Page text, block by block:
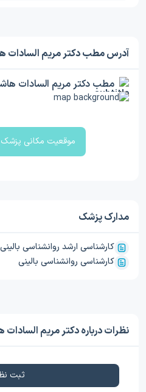
آدرس مطب دکتر مریم السادات
مطب دکتر مریم السادات
موقعیت مکانی
مدارک پزشک
کارشناسی ارشد روانشناسی بالینی
کارشناسی روانشناسی بالینی
نظرات درباره دکتر مریم
ثبت